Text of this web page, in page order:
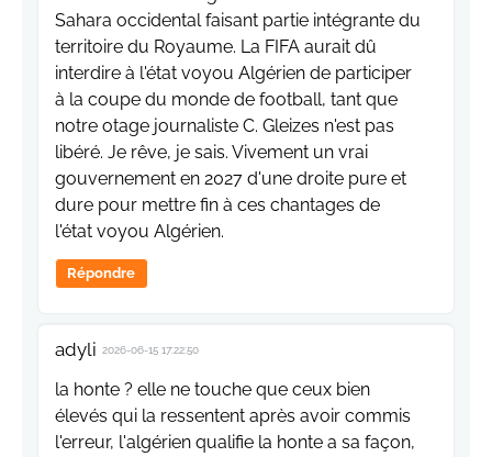
Sahara occidental faisant partie intégrante du
territoire du Royaume. La FIFA aurait dû
interdire à l'état voyou Algérien de participer
à la coupe du monde de football, tant que
notre otage journaliste C. Gleizes n'est pas
libéré. Je rêve, je sais. Vivement un vrai
gouvernement en 2027 d'une droite pure et
dure pour mettre fin à ces chantages de
l'état voyou Algérien.
Répondre
adyli 2026-06-15 17:22:50
la honte ? elle ne touche que ceux bien
élevés qui la ressentent après avoir commis
l'erreur, l'algérien qualifie la honte a sa façon,